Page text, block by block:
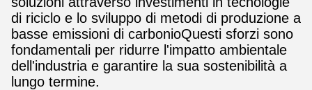
di riciclo e lo sviluppo di metodi di produzione a
basse emissioni di carbonioQuesti sforzi sono
fondamentali per ridurre l'impatto ambientale
dell'industria e garantire la sua sostenibilità a
lungo termine.